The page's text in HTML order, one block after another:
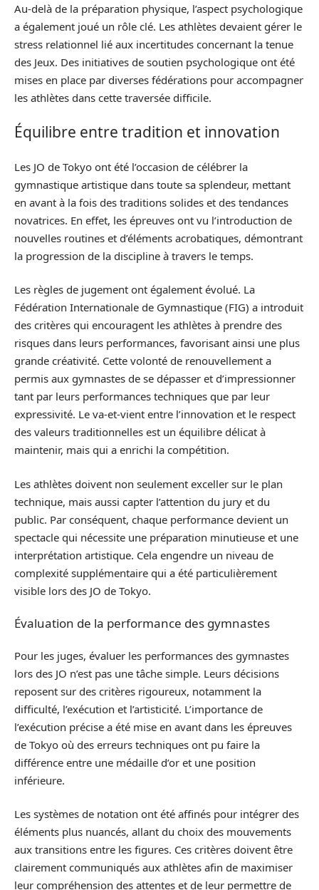
Au-delà de la préparation physique, l’aspect psychologique
a également joué un rôle clé. Les athlètes devaient gérer le
stress relationnel lié aux incertitudes concernant la tenue
des Jeux. Des initiatives de soutien psychologique ont été
mises en place par diverses fédérations pour accompagner
les athlètes dans cette traversée difficile.
Équilibre entre tradition et innovation
Les JO de Tokyo ont été l’occasion de célébrer la
gymnastique artistique dans toute sa splendeur, mettant
en avant à la fois des traditions solides et des tendances
novatrices. En effet, les épreuves ont vu l’introduction de
nouvelles routines et d’éléments acrobatiques, démontrant
la progression de la discipline à travers le temps.
Les règles de jugement ont également évolué. La
Fédération Internationale de Gymnastique (FIG) a introduit
des critères qui encouragent les athlètes à prendre des
risques dans leurs performances, favorisant ainsi une plus
grande créativité. Cette volonté de renouvellement a
permis aux gymnastes de se dépasser et d’impressionner
tant par leurs performances techniques que par leur
expressivité. Le va-et-vient entre l’innovation et le respect
des valeurs traditionnelles est un équilibre délicat à
maintenir, mais qui a enrichi la compétition.
Les athlètes doivent non seulement exceller sur le plan
technique, mais aussi capter l’attention du jury et du
public. Par conséquent, chaque performance devient un
spectacle qui nécessite une préparation minutieuse et une
interprétation artistique. Cela engendre un niveau de
complexité supplémentaire qui a été particulièrement
visible lors des JO de Tokyo.
Évaluation de la performance des gymnastes
Pour les juges, évaluer les performances des gymnastes
lors des JO n’est pas une tâche simple. Leurs décisions
reposent sur des critères rigoureux, notamment la
difficulté, l’exécution et l’artisticité. L’importance de
l’exécution précise a été mise en avant dans les épreuves
de Tokyo où des erreurs techniques ont pu faire la
différence entre une médaille d’or et une position
inférieure.
Les systèmes de notation ont été affinés pour intégrer des
éléments plus nuancés, allant du choix des mouvements
aux transitions entre les figures. Ces critères doivent être
clairement communiqués aux athlètes afin de maximiser
leur compréhension des attentes et de leur permettre de